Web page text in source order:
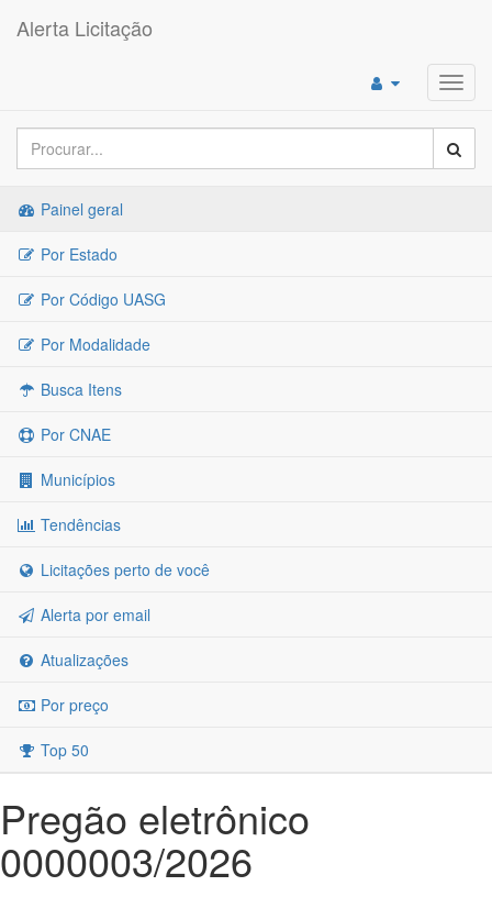
Alerta Licitação
Painel geral
Por Estado
Por Código UASG
Por Modalidade
Busca Itens
Por CNAE
Municípios
Tendências
Licitações perto de você
Alerta por email
Atualizações
Por preço
Top 50
Pregão eletrônico
0000003/2026